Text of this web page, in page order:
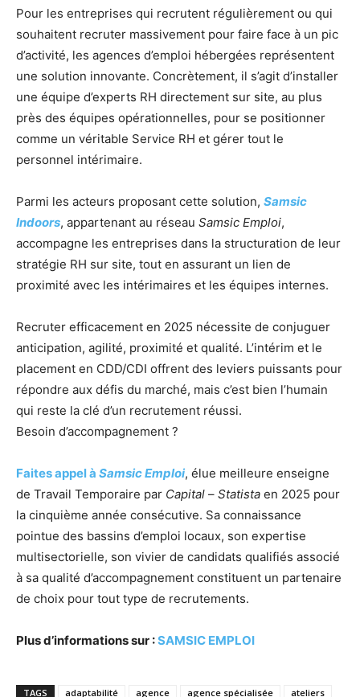
Pour les entreprises qui recrutent régulièrement ou qui
souhaitent recruter massivement pour faire face à un pic
d’activité, les agences d’emploi hébergées représentent
une solution innovante. Concrètement, il s’agit d’installer
une équipe d’experts RH directement sur site, au plus
près des équipes opérationnelles, pour se positionner
comme un véritable Service RH et gérer tout le
personnel intérimaire.
Parmi les acteurs proposant cette solution, Samsic
Indoors, appartenant au réseau Samsic Emploi,
accompagne les entreprises dans la structuration de leur
stratégie RH sur site, tout en assurant un lien de
proximité avec les intérimaires et les équipes internes.
Recruter efficacement en 2025 nécessite de conjuguer
anticipation, agilité, proximité et qualité. L’intérim et le
placement en CDD/CDI offrent des leviers puissants pour
répondre aux défis du marché, mais c’est bien l’humain
qui reste la clé d’un recrutement réussi.
Besoin d’accompagnement ?
Faites appel à Samsic Emploi, élue meilleure enseigne
de Travail Temporaire par Capital – Statista en 2025 pour
la cinquième année consécutive. Sa connaissance
pointue des bassins d’emploi locaux, son expertise
multisectorielle, son vivier de candidats qualifiés associé
à sa qualité d’accompagnement constituent un partenaire
de choix pour tout type de recrutements.
Plus d’informations sur :SAMSIC EMPLOI
TAGS adaptabilité agence agence spécialisée
ateliers